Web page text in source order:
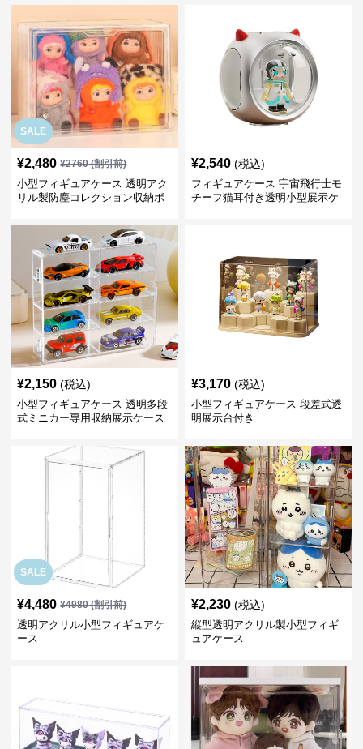
SALE
¥2,480 ¥2760(割引前)
小型フィギュアケース 透明アク
リル製防塵コレクション収納ボ
¥2,540 (税込)
フィギュアケース 宇宙飛行士モ
チーフ猫耳付き透明小型展示ケ
¥2,150 (税込)
小型フィギュアケース 透明多段
式ミニカー専用収納展示ケース
¥3,170 (税込)
小型フィギュアケース 段差式透
明展示台付き
SALE
¥4,480 ¥4980(割引前)
透明アクリル小型フィギュアケ
ース
¥2,230 (税込)
縦型透明アクリル製小型フィギ
ュアケース